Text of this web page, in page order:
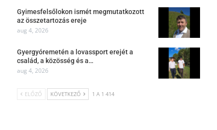
Gyimesfelsőlokon ismét megmutatkozott
az összetartozás ereje
aug 4, 2026
Gyergyóremetén a lovassport erejét a
család, a közösség és a…
aug 4, 2026
ELŐZŐ KÖVETKEZŐ 1 A 1 414